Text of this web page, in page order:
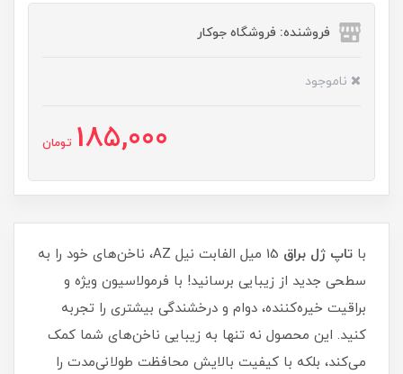
فروشنده: فروشگاه جوکار
ناموجود
185,000 تومان
با تاپ ژل براق
15 میل الفابت نیل AZ، ناخن‌های خود را به
سطحی جدید از زیبایی برسانید! با فرمولاسیون ویژه و
براقیت خیره‌کننده، دوام و درخشندگی بیشتری را تجربه
کنید. این محصول نه تنها به زیبایی ناخن‌های شما کمک
می‌کند، بلکه با کیفیت بالایش محافظت طولانی‌مدت را